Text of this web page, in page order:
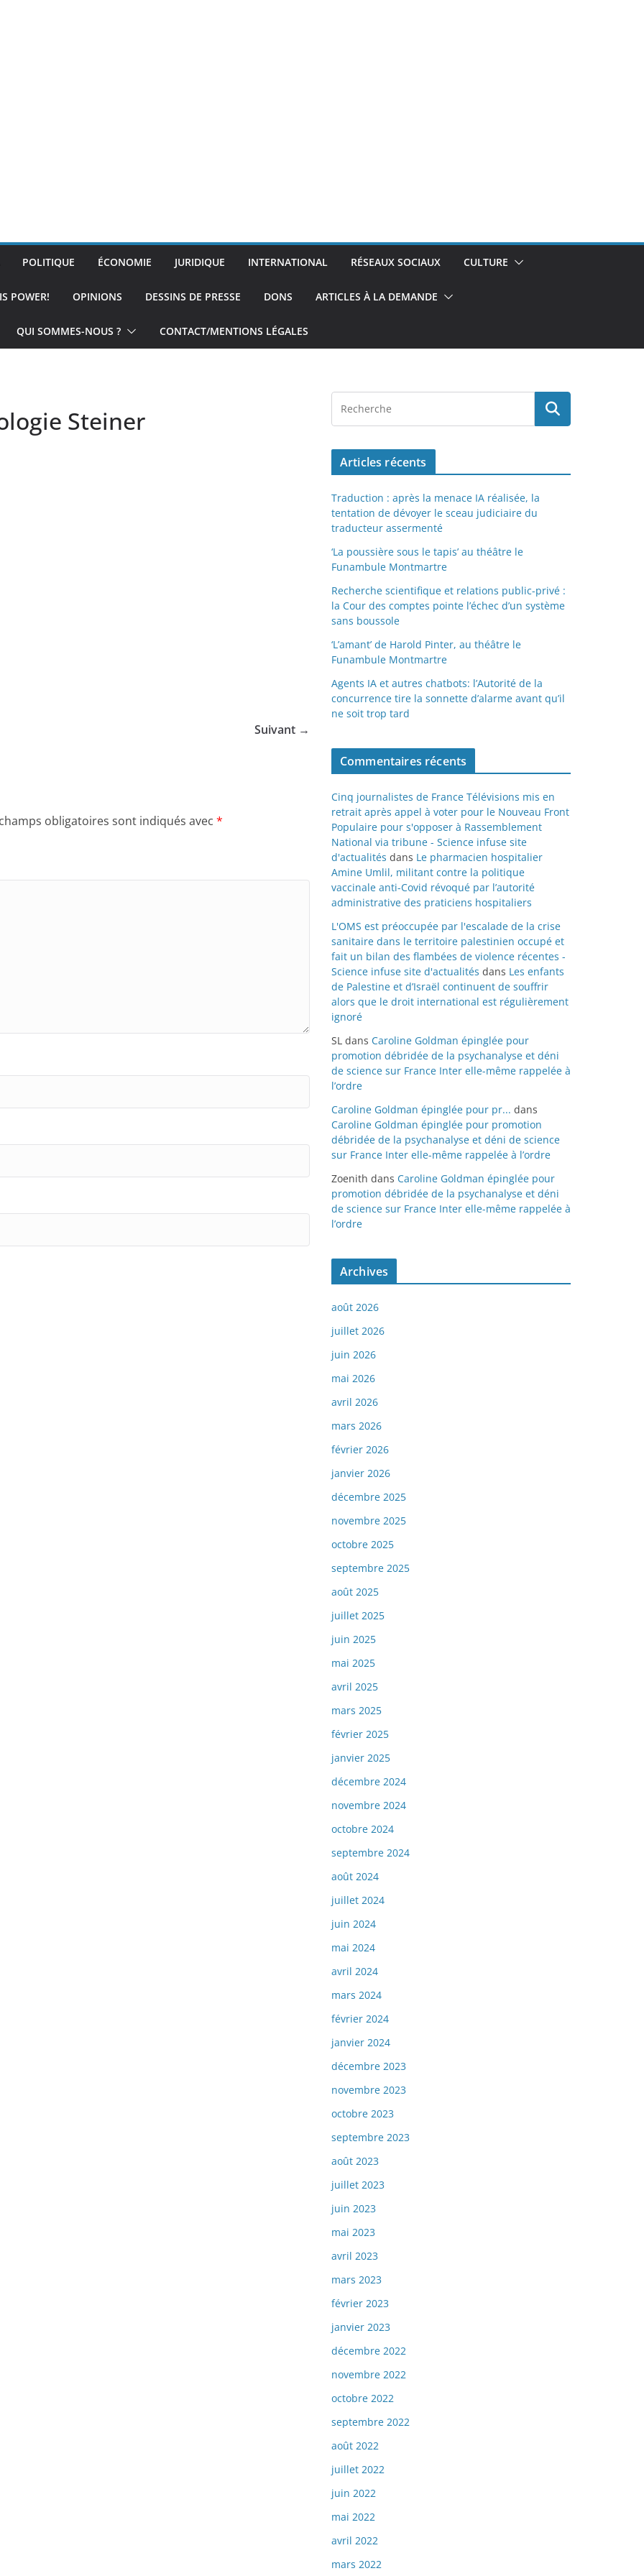
POLITIQUE ÉCONOMIE JURIDIQUE INTERNATIONAL RÉSEAUX SOCIAUX CULTURE
POWER! OPINIONS DESSINS DE PRESSE DONS ARTICLES À LA DEMANDE
QUI SOMMES-NOUS ? CONTACT/MENTIONS LÉGALES
Steiner
Suivant →
obligatoires sont indiqués avec *
Articles récents
Traduction : après la menace IA réalisée, la
tentation de dévoyer le sceau judiciaire du
traducteur assermenté
‘La poussière sous le tapis’ au théâtre le
Funambule Montmartre
Recherche scientifique et relations public-privé :
la Cour des comptes pointe l’échec d’un système
sans boussole
‘L’amant’ de Harold Pinter, au théâtre le
Funambule Montmartre
Agents IA et autres chatbots: l’Autorité de la
concurrence tire la sonnette d’alarme avant qu’il
ne soit trop tard
Commentaires récents
Cinq journalistes de France Télévisions mis en
retrait après appel à voter pour le Nouveau Front
Populaire pour s'opposer à Rassemblement
National via tribune - Science infuse site
d'actualités dans Le pharmacien hospitalier
Amine Umlil, militant contre la politique
vaccinale anti-Covid révoqué par l’autorité
administrative des praticiens hospitaliers
L'OMS est préoccupée par l'escalade de la crise
sanitaire dans le territoire palestinien occupé et
fait un bilan des flambées de violence récentes -
Science infuse site d'actualités dans Les enfants
de Palestine et d’Israël continuent de souffrir
alors que le droit international est régulièrement
ignoré
SL dans Caroline Goldman épinglée pour
promotion débridée de la psychanalyse et déni
de science sur France Inter elle-même rappelée à
l’ordre
Caroline Goldman épinglée pour pr... dans
Caroline Goldman épinglée pour promotion
débridée de la psychanalyse et déni de science
sur France Inter elle-même rappelée à l’ordre
Zoenith dans Caroline Goldman épinglée pour
promotion débridée de la psychanalyse et déni
de science sur France Inter elle-même rappelée à
l’ordre
Archives
août 2026
juillet 2026
juin 2026
mai 2026
avril 2026
mars 2026
février 2026
janvier 2026
décembre 2025
novembre 2025
octobre 2025
septembre 2025
août 2025
juillet 2025
juin 2025
mai 2025
avril 2025
mars 2025
février 2025
janvier 2025
décembre 2024
novembre 2024
octobre 2024
septembre 2024
août 2024
juillet 2024
juin 2024
mai 2024
avril 2024
mars 2024
février 2024
janvier 2024
décembre 2023
novembre 2023
octobre 2023
septembre 2023
août 2023
juillet 2023
juin 2023
mai 2023
avril 2023
mars 2023
février 2023
janvier 2023
décembre 2022
novembre 2022
octobre 2022
septembre 2022
août 2022
juillet 2022
juin 2022
mai 2022
avril 2022
mars 2022